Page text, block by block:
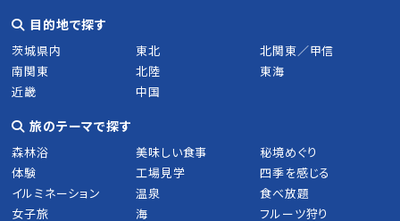
目的地で探す
茨城県内 東北
北関東／甲信
南関東
北陸
東海
近畿
中国
旅のテーマで探す
森林浴 美味しい食事
秘境めぐり
体験
工場見学
四季を感じる
イルミネーション
温泉
食べ放題
女子旅
海 フルーツ狩り